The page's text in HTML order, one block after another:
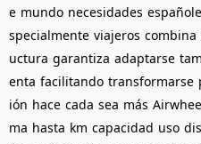
e mundo necesidades
specialmente viajeros combina
uctura garantiza adaptarse
enta facilitando transformarse
ión hace cada sea más
ma hasta km capacidad uso